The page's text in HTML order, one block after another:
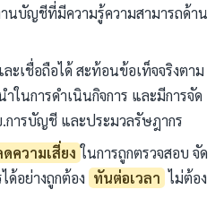
นบัญชีที่มีความรู้ความสามารถด้าน
ละเชื่อถือได้ สะท้อนข้อเท็จจริงตาม
ในการดำเนินกิจการ และมีการจัด
การบัญชี และประมวลรัษฎากร
ความเสี่ยง ในการถูกตรวจสอบ จัด
อย่างถูกต้อง ทันต่อเวลา ไม่ต้อง